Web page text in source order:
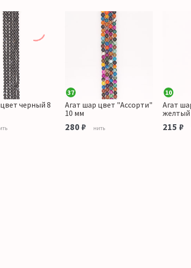
черный 8
37
Агат шар цвет "Ассорти"
10 мм
280 ₽ нить
10
Агат
желтый
215 ₽